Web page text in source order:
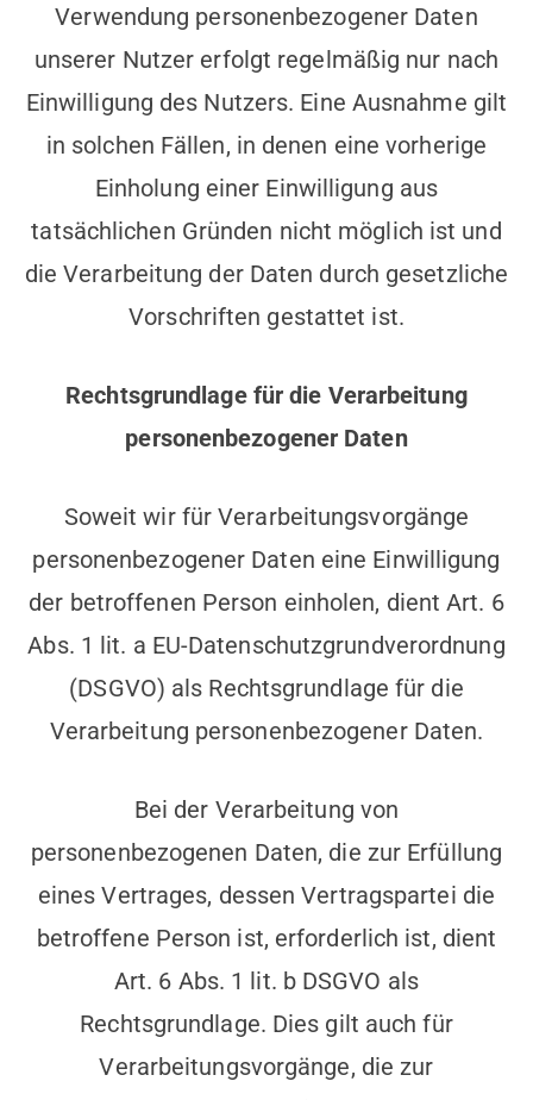
Verwendung personenbezogener Daten
unserer Nutzer erfolgt regelmäßig nur nach
Einwilligung des Nutzers. Eine Ausnahme gilt
in solchen Fällen, in denen eine vorherige
Einholung einer Einwilligung aus
tatsächlichen Gründen nicht möglich ist und
die Verarbeitung der Daten durch gesetzliche
Vorschriften gestattet ist.
Rechtsgrundlage für die Verarbeitung
personenbezogener Daten
Soweit wir für Verarbeitungsvorgänge
personenbezogener Daten eine Einwilligung
der betroffenen Person einholen, dient Art. 6
Abs. 1 lit. a EU-Datenschutzgrundverordnung
(DSGVO) als Rechtsgrundlage für die
Verarbeitung personenbezogener Daten.
Bei der Verarbeitung von
personenbezogenen Daten, die zur Erfüllung
eines Vertrages, dessen Vertragspartei die
betroffene Person ist, erforderlich ist, dient
Art. 6 Abs. 1 lit. b DSGVO als
Rechtsgrundlage. Dies gilt auch für
Verarbeitungsvorgänge, die zur